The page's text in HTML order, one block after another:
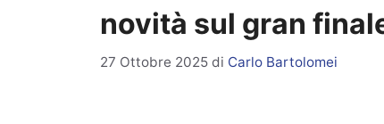
novità sul gran
27 Ottobre 2025 di Carlo Bartolomei